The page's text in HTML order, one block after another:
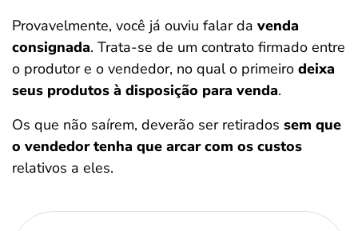
Provavelmente, você já ouviu falar da venda
consignada. Trata-se de um contrato firmado entre
o produtor e o vendedor, no qual o primeiro deixa
seus produtos à disposição para venda.
Os que não saírem, deverão ser retirados sem que
o vendedor tenha que arcar com os custos
relativos a eles.